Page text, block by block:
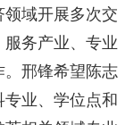
域开展多次交
务产业、专业
邢锋希望陈志
业、学位点和